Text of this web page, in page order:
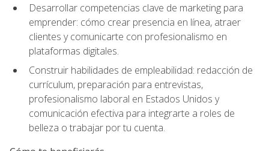
Desarrollar competencias clave de marketing para
emprender: cómo crear presencia en línea, atraer
clientes y comunicarte con profesionalismo en
plataformas digitales.
Construir habilidades de empleabilidad: redacción de
currículum, preparación para entrevistas,
profesionalismo laboral en Estados Unidos y
comunicación efectiva para integrarte a roles de
belleza o trabajar por tu cuenta.